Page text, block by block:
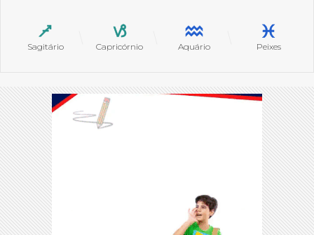
Sagitário Capricórnio Aquário Peixes